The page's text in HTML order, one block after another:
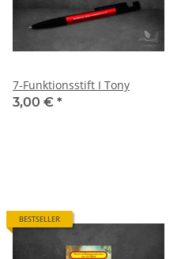
7-Funktionsstift I Tony
3,00 € *
BESTSELLER